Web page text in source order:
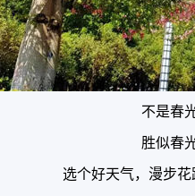
不是春
胜似春
选个好天气，漫步